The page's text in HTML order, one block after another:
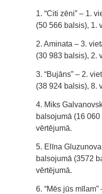
1. “Citi zēni” – 1.
(50 566 balsis), 1.
2. Aminata – 3.
(30 983 balsis), 2.
3. “Bujāns” – 2.
(38 924 balsis), 8.
4. Miks
balsojumā (16
vērtējumā.
5. Elīna
balsojumā (3572
vērtējumā.
6. “Mēs jūs